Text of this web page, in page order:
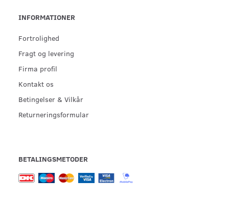
INFORMATIONER
Fortrolighed
Fragt og levering
Firma profil
Kontakt os
Betingelser & Vilkår
Returneringsformular
BETALINGSMETODER